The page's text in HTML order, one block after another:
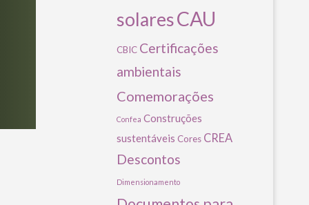
solaresCAU
CBIC Certificações
ambientais
Comemorações
Confea Construções
sustentáveis Cores CREA
Descontos
Dimensionamento